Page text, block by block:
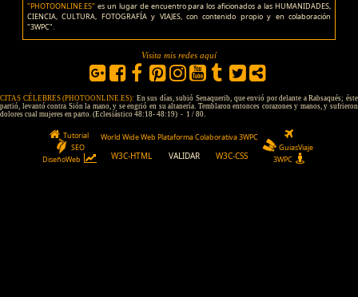
"PHOTOONLINE.ES" es un lugar de encuentro para los aficionados a las HUMANIDADES,
CIENCIA, CULTURA, FOTOGRAFÍA y VIAJES, con contenido propio y en colaboración
"3WPC".
Visita mis redes aquí
CITAS CÉLEBRES (PHOTOONLINE.ES): En sus días, subió Senaquerib, que envió por delante a Rabsaqués; éste
partió, levantó contra Sión la mano, y se engrió en su altanería. Temblaron entonces corazones y manos, y sufrieron
dolores cual mujeres en parto. (Eclesiástico 48:18- 48:19) - 1 / 80.
Tutorial
SEO
DiseñoWeb
World Wide Web Plataforma Colaborativa 3WPC
W3C-HTML VALIDAR W3C-CSS
GuiasViaje
3WPC